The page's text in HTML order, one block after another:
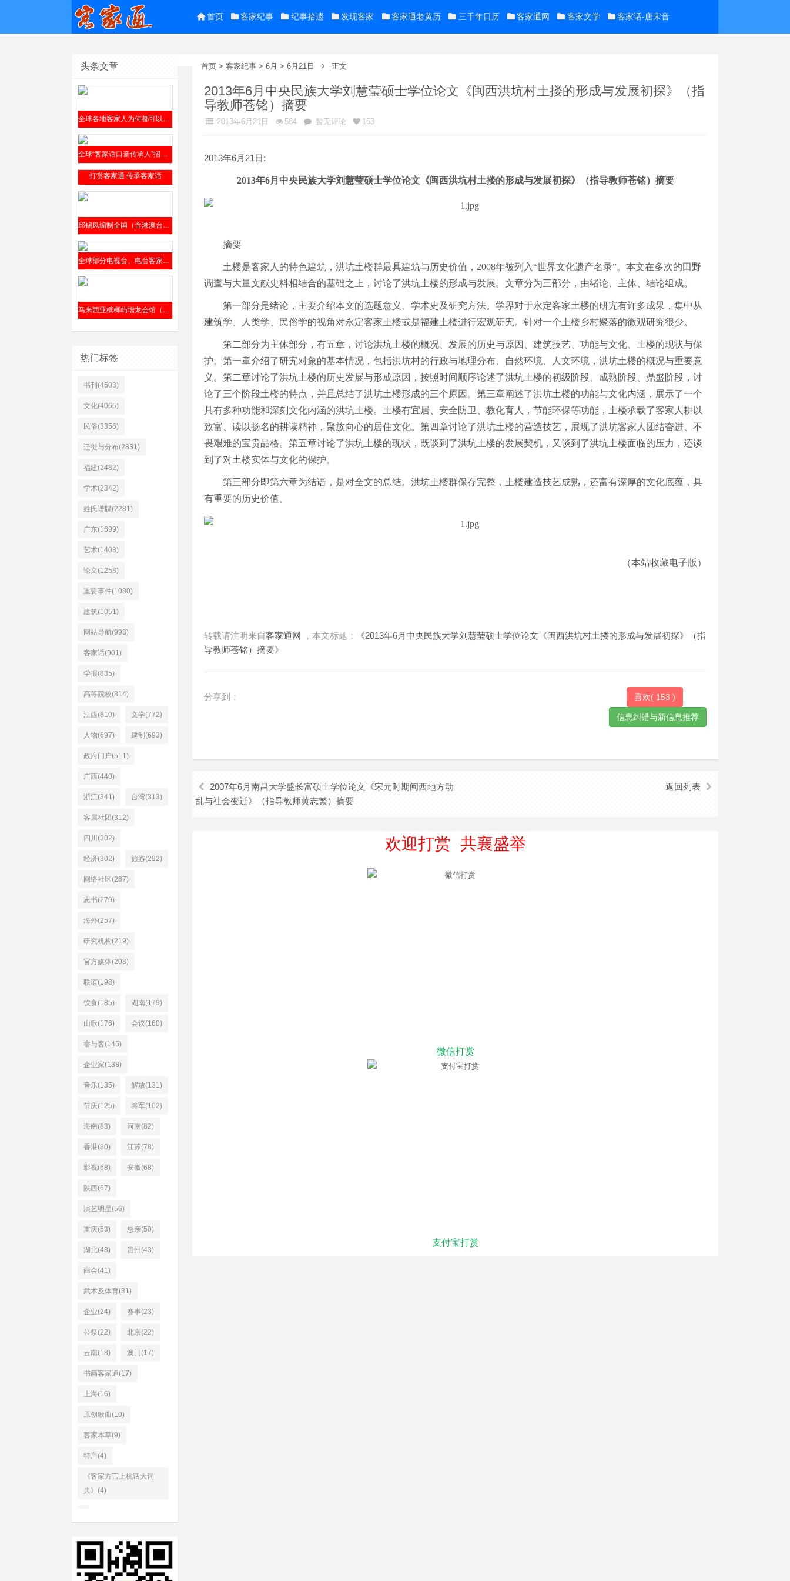
首页 客家纪事 纪事拾遗 发现客家 客家通老黄历 三千年日历 客家通网 客家文学 客家话-唐宋音
头条文章
全球各地客家人为何都可以参阅邱锡凤编撰的《客家方言上杭话大词典》？
全球“客家话口音传承人”招贤榜2019年9月4日公开发布
打赏客家通 传承客家话
邱锡凤编制全国（含港澳台）客家方言分布全表（征求意见稿）2019年8月12日发布
全球部分电视台、电台客家话节目介绍​
马来西亚槟榔屿增龙会馆（前身“仁胜公司”）清嘉庆六年（1801年）成立
热门标签
书刊(4503)
文化(4065)
民俗(3356)
迁徙与分布(2831)
福建(2482)
学术(2342)
姓氏谱牒(2281)
广东(1699)
艺术(1408)
论文(1258)
重要事件(1080)
建筑(1051)
网站导航(993)
客家话(901)
学报(835)
高等院校(814)
江西(810) 文学(772)
人物(697) 建制(693)
政府门户(511)
广西(440)
浙江(341) 台湾(313)
客属社团(312)
四川(302)
经济(302) 旅游(292)
网络社区(287)
志书(279)
海外(257)
研究机构(219)
官方媒体(203)
联谊(198)
饮食(185) 湖南(179)
山歌(176) 会议(160)
畲与客(145)
企业家(138)
音乐(135) 解放(131)
节庆(125) 将军(102)
海南(83) 河南(82)
香港(80) 江苏(78)
影视(68) 安徽(68)
陕西(67)
演艺明星(56)
重庆(53) 恳亲(50)
湖北(48) 贵州(43)
商会(41)
武术及体育(31)
企业(24) 赛事(23)
公祭(22) 北京(22)
云南(18) 澳门(17)
书画客家通(17)
上海(16)
原创歌曲(10)
客家本草(9)
特产(4)
《客家方言上杭话大词
典》(4)
首页 > 客家纪事 > 6月 > 6月21日 正文
2013年6月中央民族大学刘慧莹硕士学位论文《闽西洪坑村土搂的形成与发展初探》（指
导教师苍铭）摘要
2013年6月21日 584 暂无评论 153
2013年6月21日:
2013年6月 中央民族大学刘慧莹硕士学位论文《闽西洪坑村土搂的形成与发展初探》（指导教师苍铭）摘要
摘要
土楼是客家人的特色建筑，洪坑土楼群最具建筑与历史价值， 2008年被列入“世界文化遗产名录”。本文在多次的田野
调查与大量文献史料相结合的基础之上，讨论了洪坑土楼的形成与发展。文章分为三部分，由绪论、主体、结论组成。
第一部分是绪论，主要介绍本文的选题意义、学术史及研究方法。学界对于永定客家土楼的研宄有许多成果，集中从
建筑学、人类学、民俗学的视角对永定客家土楼或是福建土楼进行宏观研宄。针对一个土楼乡村聚落的微观研究很少。
第二部分为主体部分，有五章，讨论洪坑土楼的概况、发展的历史与原因、建筑技艺、功能与文化、土楼的现状与保
护。第一章介绍了研宄对象的基本情况，包括洪坑村的行政与地理分布、自然环境、人文环境，洪坑土楼的概况与重要意
义。第二章讨论了洪坑土楼的历史发展与形成原因，按照时间顺序论述了洪坑土楼的初级阶段、成熟阶段、鼎盛阶段，讨
论了三个阶段土楼的特点，并且总结了洪坑土楼形成的三个原因。第三章阐述了洪坑土楼的功能与文化内涵，展示了一个
具有多种功能和深刻文化内涵的洪坑土楼。土楼有宜居、安全防卫、教化育人，节能环保等功能，土楼承载了客家人耕以
致富、读以扬名的耕读精神，聚族向心的居住文化。第四章讨论了洪坑土楼的营造技艺，展现了洪坑客家人团结奋进、不
畏艰难的宝贵品格。第五章讨论了洪坑土楼的现状，既谈到了洪坑土楼的发展契机，又谈到了洪坑土楼面临的压力，还谈
到了对土楼实体与文化的保护。
第三部分即第六章为结语，是对全文的总结。洪坑土楼群保存完整，土楼建造技艺成熟，还富有深厚的文化底蕴，具
有重要的历史价值。
（本站收藏电子版）
转载请注明来自客家通网 ，本文标题：
《2013年6月中央民族大学刘慧莹硕士学位论文《闽西洪坑村土搂的形成与发展初探》（指
导教师苍铭）摘要》
喜欢( 153 )
分享到：
2007年6月南昌大学盛长富硕士学位论文《宋元时期闽西地方动
乱与社会变迁》（指导教师黄志繁）摘要
返回列表
欢迎打赏 共襄盛举
微信打赏
支付宝打赏